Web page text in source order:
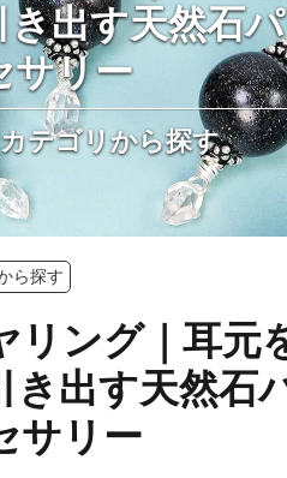
出す天然石
サリー
カテゴリから探す
ら探す
リング｜耳元
き出す天然石
サリー